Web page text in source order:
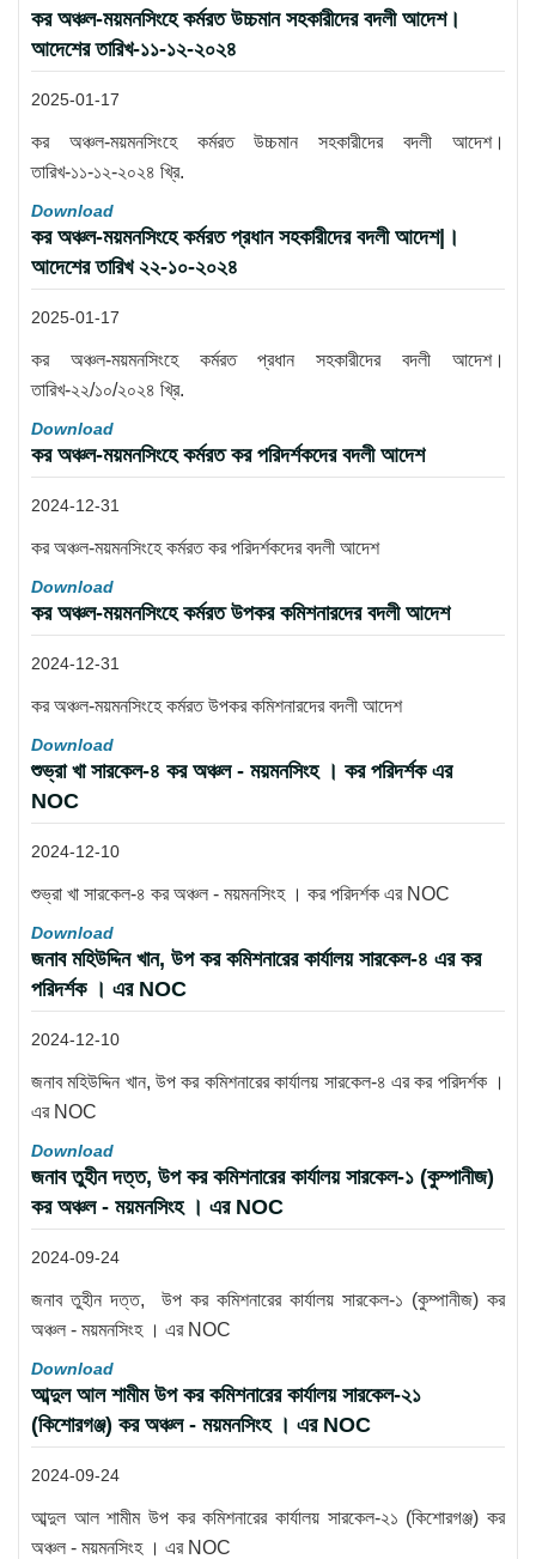
কর অঞ্চল-ময়মনসিংহে কর্মরত উচ্চমান সহকারীদের বদলী আদেশ।
আদেশের তারিখ-১১-১২-২০২৪
2025-01-17
কর অঞ্চল-ময়মনসিংহে কর্মরত উচ্চমান সহকারীদের বদলী আদেশ।
তারিখ-১১-১২-২০২৪ খ্রি.
Download
কর অঞ্চল-ময়মনসিংহে কর্মরত প্রধান সহকারীদের বদলী আদেশ|।
আদেশের তারিখ ২২-১০-২০২৪
2025-01-17
কর অঞ্চল-ময়মনসিংহে কর্মরত প্রধান সহকারীদের বদলী আদেশ।
তারিখ-২২/১০/২০২৪ খ্রি.
Download
কর অঞ্চল-ময়মনসিংহে কর্মরত কর পরিদর্শকদের বদলী আদেশ
2024-12-31
কর অঞ্চল-ময়মনসিংহে কর্মরত কর পরিদর্শকদের বদলী আদেশ
Download
কর অঞ্চল-ময়মনসিংহে কর্মরত উপকর কমিশনারদের বদলী আদেশ
2024-12-31
কর অঞ্চল-ময়মনসিংহে কর্মরত উপকর কমিশনারদের বদলী আদেশ
Download
শুভ্রা খা সারকেল-৪ কর অঞ্চল - ময়মনসিংহ । কর পরিদর্শক এর
NOC
2024-12-10
শুভ্রা খা সারকেল-৪ কর অঞ্চল - ময়মনসিংহ । কর পরিদর্শক এর NOC
Download
জনাব মহিউদ্দিন খান, উপ কর কমিশনারের কার্যালয় সারকেল-৪ এর কর
পরিদর্শক । এর NOC
2024-12-10
জনাব মহিউদ্দিন খান, উপ কর কমিশনারের কার্যালয় সারকেল-৪ এর কর পরিদর্শক ।
এর NOC
Download
জনাব তুহীন দত্ত, উপ কর কমিশনারের কার্যালয় সারকেল-১ (কুম্পানীজ)
কর অঞ্চল - ময়মনসিংহ । এর NOC
2024-09-24
জনাব তুহীন দত্ত, উপ কর কমিশনারের কার্যালয় সারকেল-১ (কুম্পানীজ) কর
অঞ্চল - ময়মনসিংহ । এর NOC
Download
আব্দুল আল শামীম উপ কর কমিশনারের কার্যালয় সারকেল-২১
(কিশোরগঞ্জ) কর অঞ্চল - ময়মনসিংহ । এর NOC
2024-09-24
আব্দুল আল শামীম উপ কর কমিশনারের কার্যালয় সারকেল-২১ (কিশোরগঞ্জ) কর
অঞ্চল - ময়মনসিংহ । এর NOC